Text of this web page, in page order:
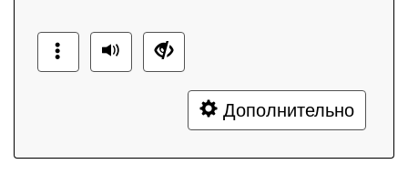
Дополнительно